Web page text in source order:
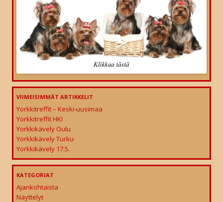
VIIMEISIMMÄT ARTIKKELIT
Yorkkitreffit – Keski-uusimaa
Yorkkitreffit HKI
Yorkkikävely Oulu
Yorkkikävely Turku
Yorkkikävely 17.5.
KATEGORIAT
Ajankohtaista
Näyttelyt